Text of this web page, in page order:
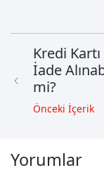
Kredi Kartı
İade
mi?
Önceki İçerik
Yorumlar